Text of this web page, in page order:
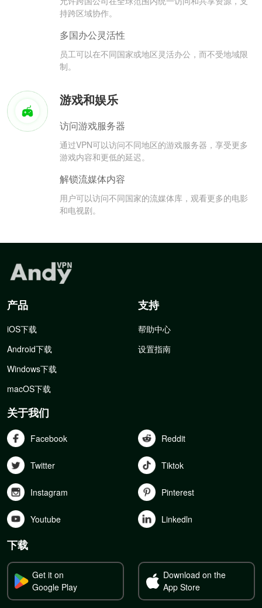
持跨区域协作。
多国办公灵活性
员工可以在不同国家或地区灵活办公，而不受地域限
制。
游戏和娱乐
访问游戏服务器
通过VPN可以访问不同地区的游戏服务器，享受更多
游戏内容和更低的延迟。
解锁流媒体内容
用户可以访问不同国家的流媒体库，观看更多的电影
和电视剧。
产品
iOS下载
Android下载
Windows下载
macOS下载
支持
帮助中心
设置指南
关于我们
Facebook Reddit
Twitter Tiktok
Instagram Pinterest
Youtube Linkedln
下载
Get it on
Google Play
Download on the
App Store